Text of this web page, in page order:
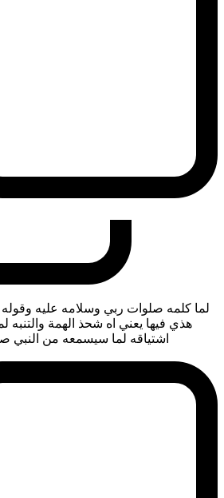
لما كلمه صلوات ربي وسلامه عليه وقوله
هذي فيها يعني اه شحذ الهمة والتنبه
اشتياقه لما سيسمعه من النبي